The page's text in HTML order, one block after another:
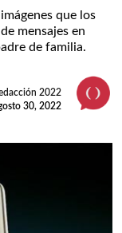
que los
mensajes en
de familia.
2022
30, 2022